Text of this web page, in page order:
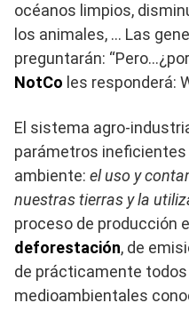
océanos limpios,
los animales, … Las
preguntarán:
NotCo les responderá:
El sistema agro-
parámetros
ambiente: el uso y
nuestras tierras y la
proceso de producción
deforestación, de
de prácticamente todos
medioambientales